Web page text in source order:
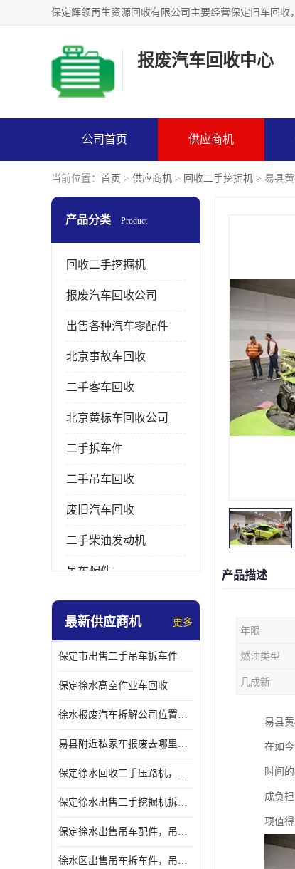
报废汽车回收中心
公司首页 供应商机
当前位置： 首页 > 供应商机 > 回收二手挖掘机 > 易县
产品分类 Product
回收二手挖掘机
报废汽车回收公司
出售各种汽车零配件
北京事故车回收
二手客车回收
北京黄标车回收公司
二手拆车件
二手吊车回收
废旧汽车回收
二手柴油发动机
吊车配件
挖掘机拆车件
最新供应商机 更多
保定市出售二手吊车拆车件
保定徐水高空作业车回收
徐水报废汽车拆解公司位置，出售二手拆车件发动机
易县附近私家车报废去哪里，咨询车辆销户流程电话
保定徐水回收二手压路机，压路机拆解市场在哪
保定徐水出售二手挖掘机拆车件，挖掘机配件，液压件出售
保定徐水出售吊车配件，吊车拆车件出售
徐水区出售吊车拆车件，吊车液压件，吊车发动机变速箱出售
产品描述
年限
燃油类型
几成新
易县
在如
时间
成负
项值得